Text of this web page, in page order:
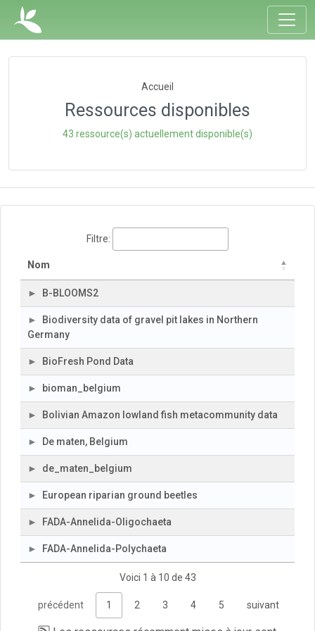
Accueil
Ressources disponibles
43 ressource(s) actuellement disponible(s)
Filtre:
Nom
B-BLOOMS2
Biodiversity data of gravel pit lakes in Northern
Germany
BioFresh Pond Data
bioman_belgium
Bolivian Amazon lowland fish metacommunity data
De maten, Belgium
de_maten_belgium
European riparian ground beetles
FADA-Annelida-Oligochaeta
FADA-Annelida-Polychaeta
Voici 1 à 10 de 43
précédent 1 2 3 4 5 suivant